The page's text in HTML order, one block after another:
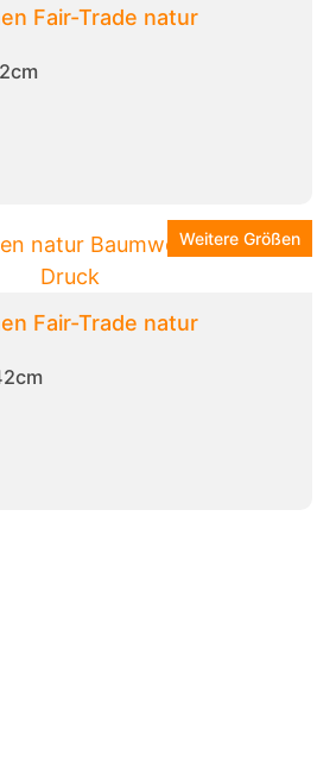
Fair-Trade natur
Weitere Größen
Fair-Trade natur